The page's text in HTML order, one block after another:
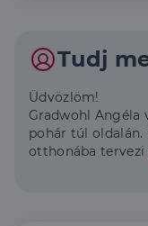
Tudj
Üdvözlöm!
Gradwohl Angéla
pohár túl oldalán.
otthonába tervezi
kandallót a